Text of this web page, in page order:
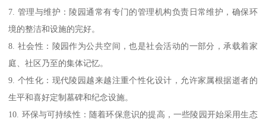
7. 管理与维护：陵园通常有专门的管理机构负责日常维护，确保环
境的整洁和设施的完好。
8. 社会性：陵园作为公共空间，也是社会活动的一部分，承载着家
庭、社区乃至的集体记忆。
9. 个性化：现代陵园越来越注重个性化设计，允许家属根据逝者的
生平和喜好定制墓碑和纪念设施。
10. 环保与可持续性：随着环保意识的提高，一些陵园开始采用生态